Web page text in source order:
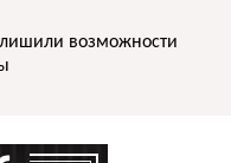
возможности